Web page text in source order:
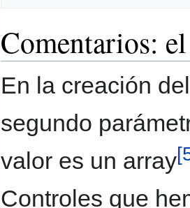
Comentarios:
En la creación
segundo
valor es un array
Controles que